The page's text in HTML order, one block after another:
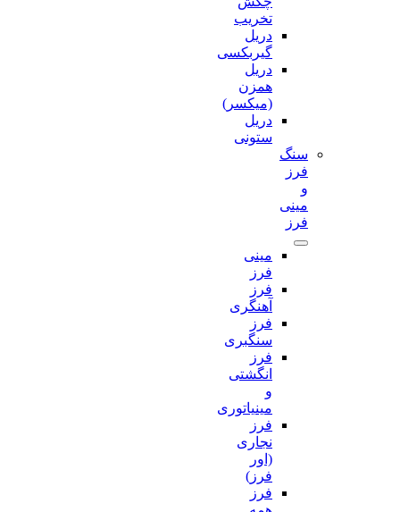
تخریب
دریل
گیربکسی
دریل
همزن
(میکسر)
دریل
ستونی
سنگ
مینی
فرز
آهنگری
فرز
سنگبری
فرز
انگشتی
مینیاتوری
فرز
نجاری
فرز